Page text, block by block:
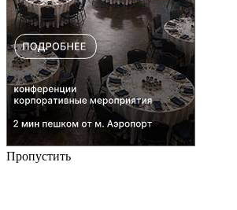
Пропустить